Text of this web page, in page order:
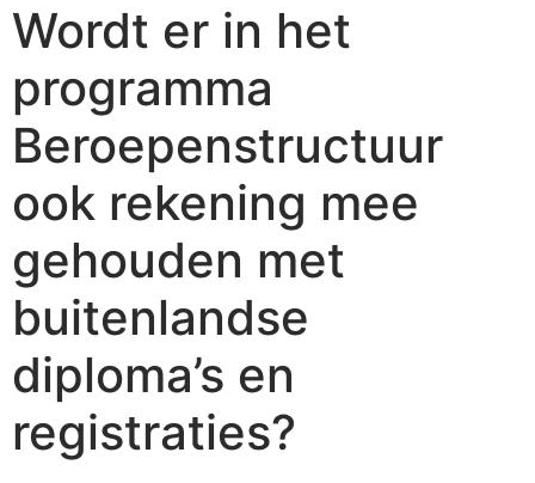
Wordt er in het
programma
Beroepenstructuur
ook rekening mee
gehouden met
buitenlandse
diploma’s en
registraties?